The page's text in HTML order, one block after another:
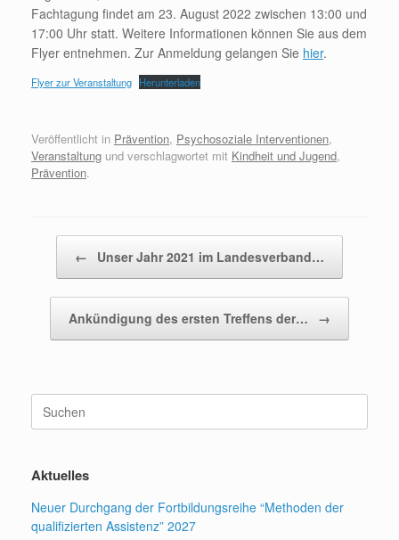
Fachtagung findet am 23. August 2022 zwischen 13:00 und
17:00 Uhr statt. Weitere Informationen können Sie aus dem
Flyer entnehmen. Zur Anmeldung gelangen Sie hier.
Flyer zur Veranstaltung Herunterladen
Veröffentlicht in Prävention, Psychosoziale Interventionen,
Veranstaltung und verschlagwortet mit Kindheit und Jugend,
Prävention.
← Unser Jahr 2021 im Landesverband…
Ankündigung des ersten Treffens der… →
Suchen
nach:
Aktuelles
Neuer Durchgang der Fortbildungsreihe “Methoden der
qualifizierten Assistenz” 2027